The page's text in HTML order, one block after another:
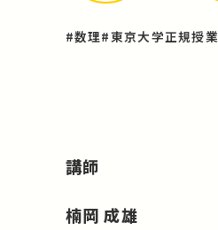
#数理#東京大学正規授業
講師
楠岡 成雄